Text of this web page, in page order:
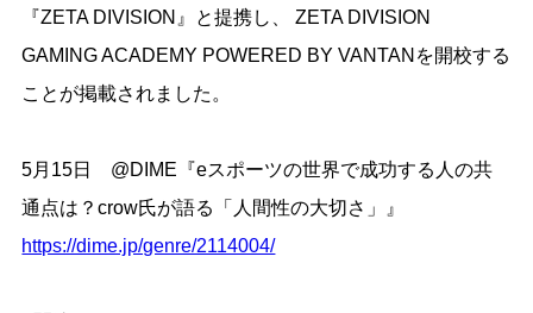
『ZETA DIVISION』と提携し、 ZETA DIVISION
GAMING ACADEMY POWERED BY VANTANを開校する
ことが掲載されました。
5月15日 @DIME『eスポーツの世界で成功する人の共
通点は？crow氏が語る「人間性の大切さ」』
https://dime.jp/genre/2114004/